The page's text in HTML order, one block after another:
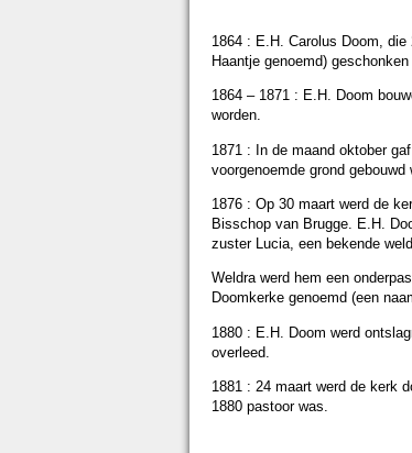
1864 : E.H. Carolus Doom,
Haantje genoemd)
1864 – 1871 : E.H. Doom
worden.
1871 : In de maand oktober
voorgenoemde grond gebouwd
1876 : Op 30 maart werd de
Bisschop van Brugge. E.H.
zuster Lucia, een bekende
Weldra werd hem een
Doomkerke genoemd (een
1880 : E.H. Doom werd
overleed.
1881 : 24 maart werd de kerk
1880 pastoor was.